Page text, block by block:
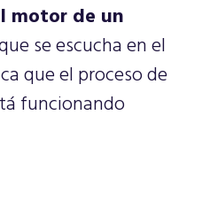
motor de un
se escucha en el
que el proceso de
funcionando